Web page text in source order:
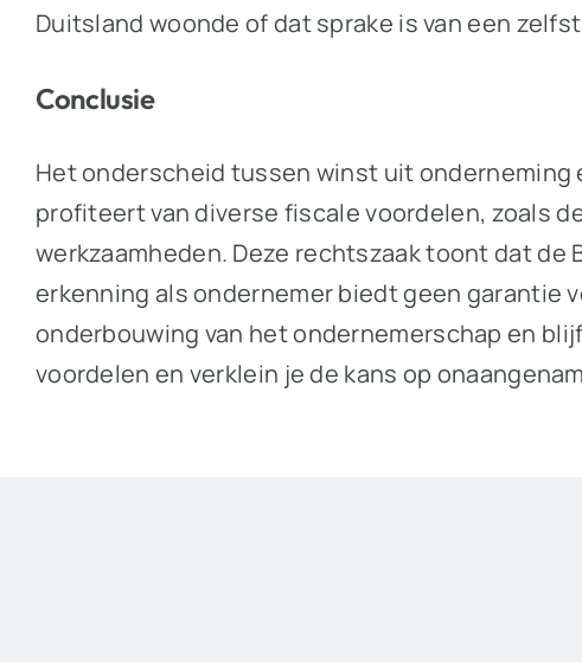
Duitsland woonde of dat sprake is van een
Conclusie
Het onderscheid tussen winst uit
profiteert van diverse fiscale voordelen, zoals
werkzaamheden. Deze rechtszaak toont dat
erkenning als ondernemer biedt geen garantie
onderbouwing van het ondernemerschap en
voordelen en verklein je de kans op